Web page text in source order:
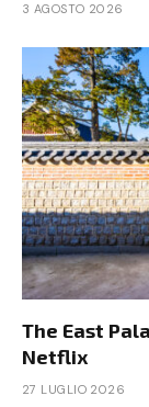
3 AGOSTO 2026
The East
Netflix
27 LUGLIO 2026